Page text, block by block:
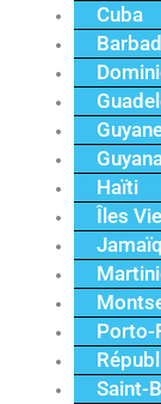
Cuba
Haïti
Îles
Porto-
Saint-